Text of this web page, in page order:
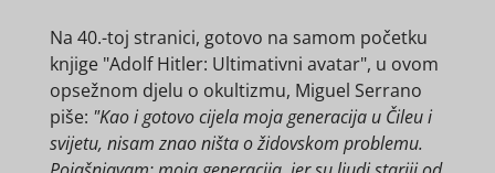
Na 40.-toj stranici, gotovo na samom početku
knjige "Adolf Hitler: Ultimativni avatar", u ovom
opsežnom djelu o okultizmu, Miguel Serrano
piše: "Kao i gotovo cijela moja generacija u Čileu i
svijetu, nisam znao ništa o židovskom problemu.